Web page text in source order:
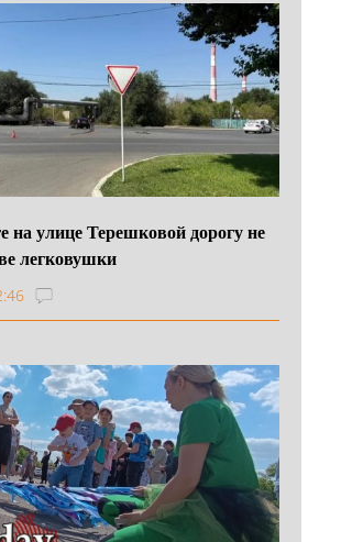
на улице Терешковой дорогу не
легковушки